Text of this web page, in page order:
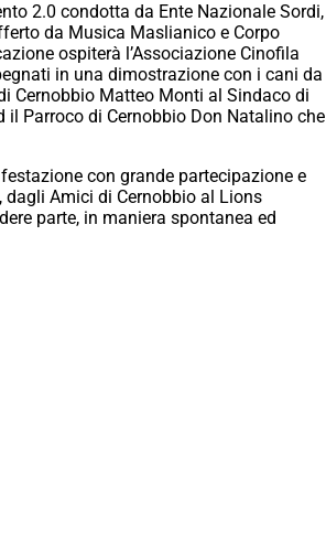
2.0 condotta da Ente Nazionale Sordi,
da Musica Maslianico e Corpo
ospiterà l’Associazione Cinofila
in una dimostrazione con i cani da
Cernobbio Matteo Monti al Sindaco di
il Parroco di Cernobbio Don Natalino che
con grande partecipazione e
Amici di Cernobbio al Lions
parte, in maniera spontanea ed